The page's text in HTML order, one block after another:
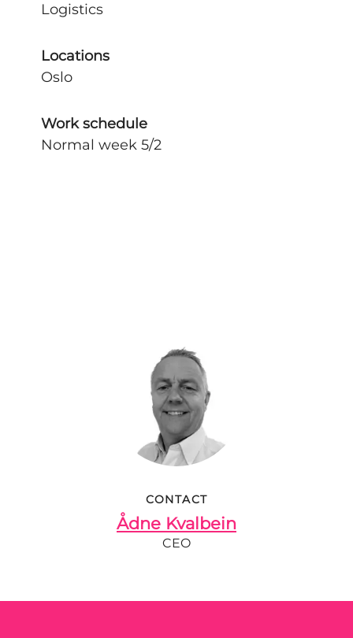
Logistics
Locations
Oslo
Work schedule
Normal week 5/2
CONTACT
Ådne Kvalbein
CEO